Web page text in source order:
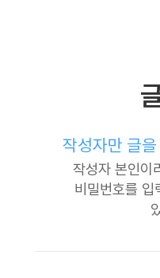
작성자만 글
작성자 본인이
비밀번호를 입